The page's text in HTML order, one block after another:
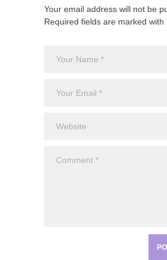
Your email address will not be
Required fields are marked with